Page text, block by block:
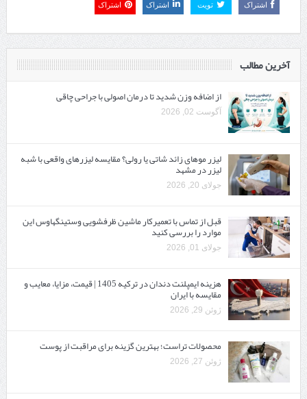
اشتراک تویت اشتراک اشتراک
آخرین مطالب
از اضافه وزن شدید تا درمان اصولی با جراحی چاقی
آگوست 02, 2026
لیزر موهای زائد شاتی یا رولی؟ مقایسه لیزرهای واقعی با شبه‌
لیزر در مشهد
جولای 20, 2026
قبل از تماس با تعمیرکار ماشین ظرفشویی وستینگهاوس این
موارد را بررسی کنید
جولای 01, 2026
هزینه ایمپلنت دندان در ترکیه 1405 | قیمت، مزایا، معایب و
مقایسه با ایران
ژوئن 29, 2026
محصولات تراست؛ بهترین گزینه برای مراقبت از پوست
ژوئن 27, 2026